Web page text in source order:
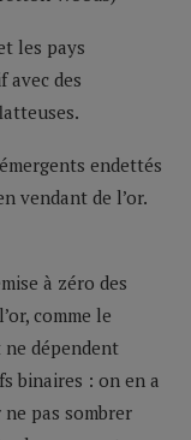
les pays
des
endettés
vendant de l’or.
à zéro des
comme le
dépendent
binaires : on en a
pas sombrer